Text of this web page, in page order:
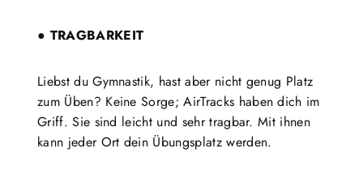
● TRAGBARKEIT
Liebst du Gymnastik, hast aber nicht genug Platz
zum Üben? Keine Sorge; AirTracks haben dich im
Griff. Sie sind leicht und sehr tragbar. Mit ihnen
kann jeder Ort dein Übungsplatz werden.